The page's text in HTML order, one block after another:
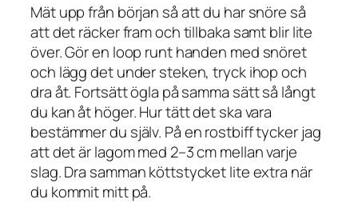
Mät upp från början så att du har snöre så
att det räcker fram och tillbaka samt blir lite
över. Gör en loop runt handen med snöret
och lägg det under steken, tryck ihop och
dra åt. Fortsätt ögla på samma sätt så långt
du kan åt höger. Hur tätt det ska vara
bestämmer du själv. På en rostbiff tycker jag
att det är lagom med 2–3 cm mellan varje
slag. Dra samman köttstycket lite extra när
du kommit mitt på.